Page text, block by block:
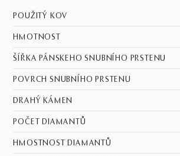
POUŽITÝ KOV
HMOTNOST
ŠÍŘKA PÁNSKEHO SNUBNÍHO PRSTENU
POVRCH SNUBNÍHO PRSTENU
DRAHÝ KÁMEN
POČET DIAMANTŮ
HMOSTNOST DIAMANTŮ